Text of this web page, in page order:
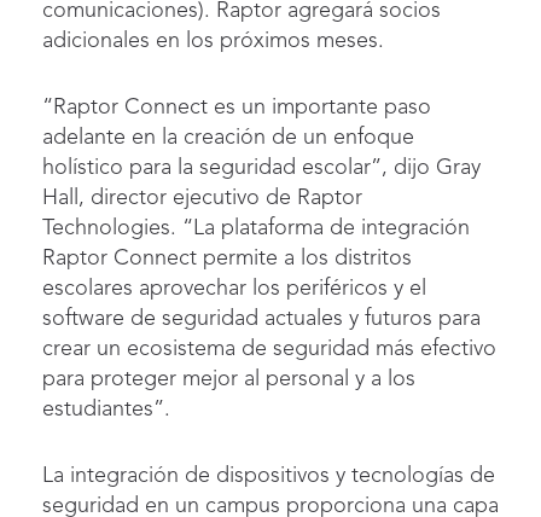
comunicaciones). Raptor agregará socios
adicionales en los próximos meses.
“Raptor Connect es un importante paso
adelante en la creación de un enfoque
holístico para la seguridad escolar”, dijo Gray
Hall, director ejecutivo de Raptor
Technologies. “La plataforma de integración
Raptor Connect permite a los distritos
escolares aprovechar los periféricos y el
software de seguridad actuales y futuros para
crear un ecosistema de seguridad más efectivo
para proteger mejor al personal y a los
estudiantes”.
La integración de dispositivos y tecnologías de
seguridad en un campus proporciona una capa